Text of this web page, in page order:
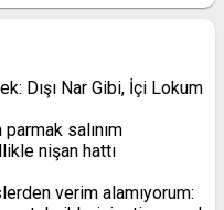
Dışı Nar Gibi, İçi Lokum
salınım
nişan hattı
verim alamıyorum: